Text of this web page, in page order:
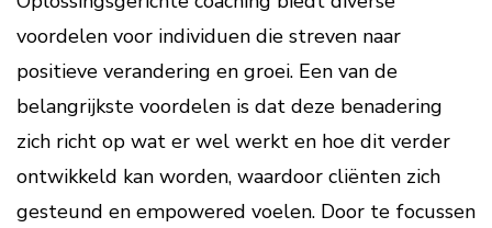
voordelen voor individuen die streven naar
positieve verandering en groei. Een van de
belangrijkste voordelen is dat deze benadering
zich richt op wat er wel werkt en hoe dit verder
ontwikkeld kan worden, waardoor cliënten zich
gesteund en empowered voelen. Door te focussen